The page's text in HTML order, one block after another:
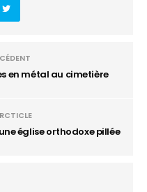
en métal au cimetière
église orthodoxe pillée